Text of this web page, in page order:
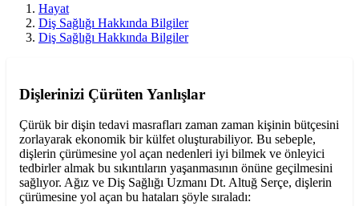
Hayat
Diş Sağlığı Hakkında Bilgiler
Diş Sağlığı Hakkında Bilgiler
Dişlerinizi Çürüten Yanlışlar
Çürük bir dişin tedavi masrafları zaman zaman kişinin bütçesini
zorlayarak ekonomik bir külfet oluşturabiliyor. Bu sebeple,
dişlerin çürümesine yol açan nedenleri iyi bilmek ve önleyici
tedbirler almak bu sıkıntıların yaşanmasının önüne geçilmesini
sağlıyor. Ağız ve Diş Sağlığı Uzmanı Dt. Altuğ Serçe, dişlerin
çürümesine yol açan bu hataları şöyle sıraladı: